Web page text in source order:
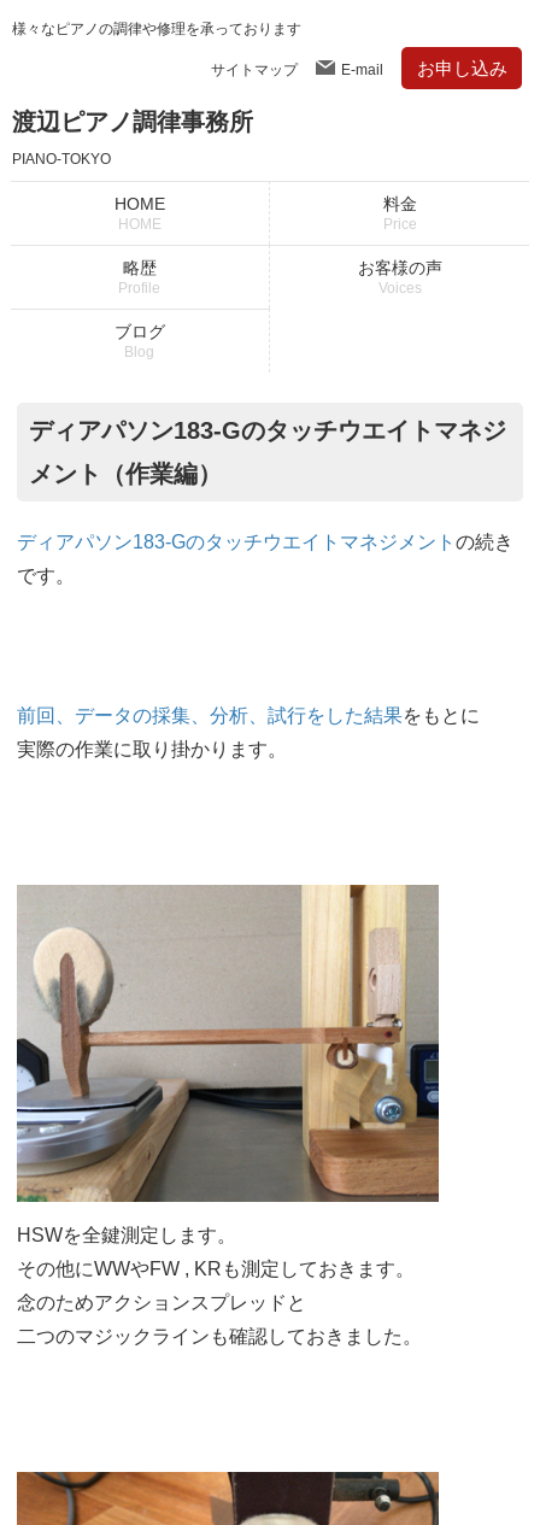
様々なピアノの調律や修理を承っております
サイトマップ E-mail お申し込み
渡辺ピアノ調律事務所
PIANO-TOKYO
HOME
HOME
料金
Price
略歴
Profile
お客様の声
Voices
ブログ
Blog
ディアパソン183-Gのタッチウエイトマネジ
メント（作業編）
ディアパソン183-Gのタッチウエイトマネジメントの続き
です。
前回、データの採集、分析、試行をした結果をもとに
実際の作業に取り掛かります。
HSWを全鍵測定します。
その他にWWやFW , KRも測定しておきます。
念のためアクションスプレッドと
二つのマジックラインも確認しておきました。